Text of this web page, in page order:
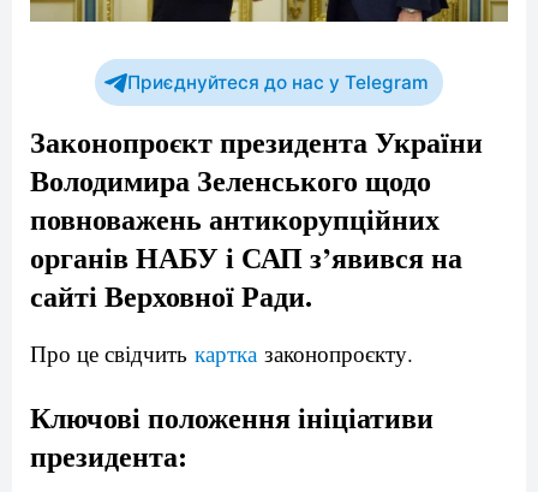
Приєднуйтеся до нас у Telegram
Законопроєкт президента України
Володимира Зеленського щодо
повноважень антикорупційних
органів НАБУ і САП з’явився на
сайті Верховної Ради.
Про це свідчить картка законопроєкту.
Ключові положення ініціативи
президента: